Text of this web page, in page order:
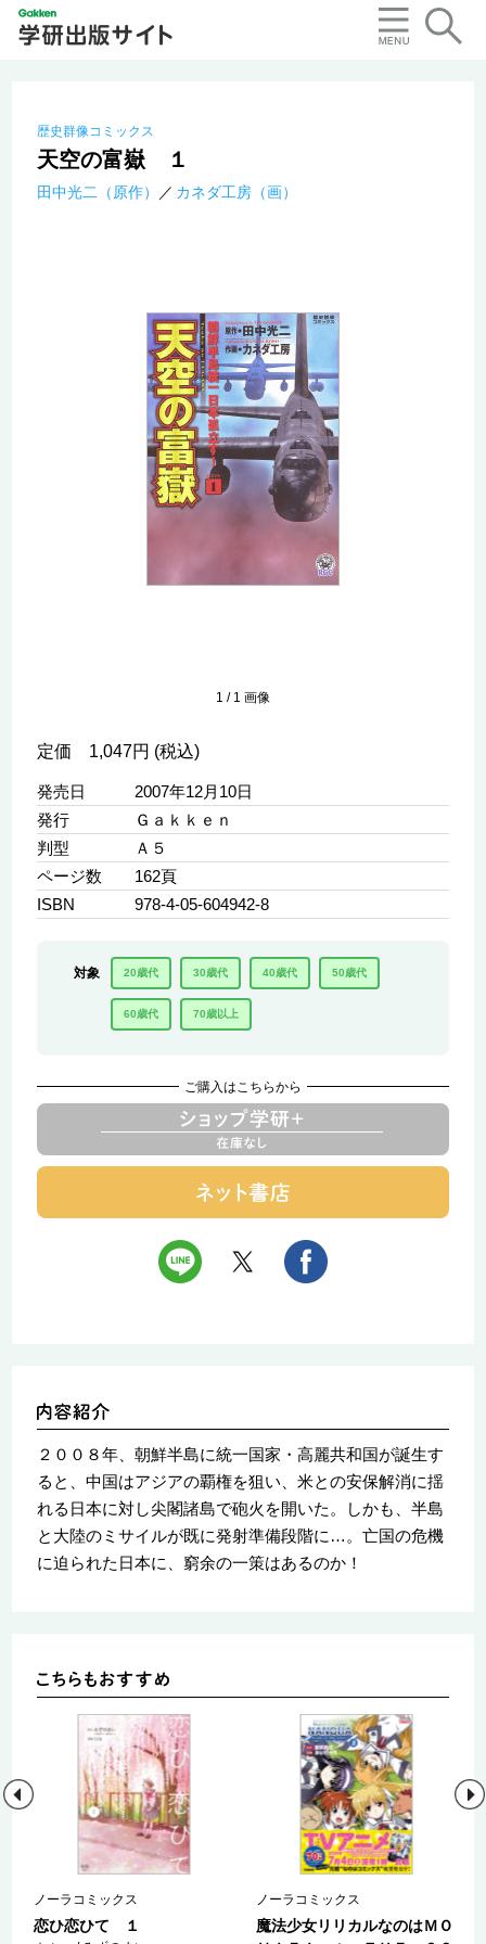
歴史群像コミックス
天空の富嶽 １
田中光二（原作） カネダ工房（画）
1 / 1 画像
定価 1,047円 (税込)
発売日
2007年12月10日
発行
Ｇａｋｋｅｎ
判型
Ａ５
ページ数
162頁
ISBN
978-4-05-604942-8
対象 20歳代 30歳代 40歳代 50歳代
60歳代 70歳以上
ご購入はこちらから
２００８年、朝鮮半島に統一国家・高麗共和国が誕生す
ると、中国はアジアの覇権を狙い、米との安保解消に揺
れる日本に対し尖閣諸島で砲火を開いた。しかも、半島
と大陸のミサイルが既に発射準備段階に…。亡国の危機
に迫られた日本に、窮余の一策はあるのか！
ノーラコミックス
恋ひ恋ひて １
ノーラコミックス
魔法少女リリカルなのはＭＯ